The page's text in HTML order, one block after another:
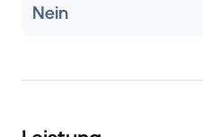
Nein